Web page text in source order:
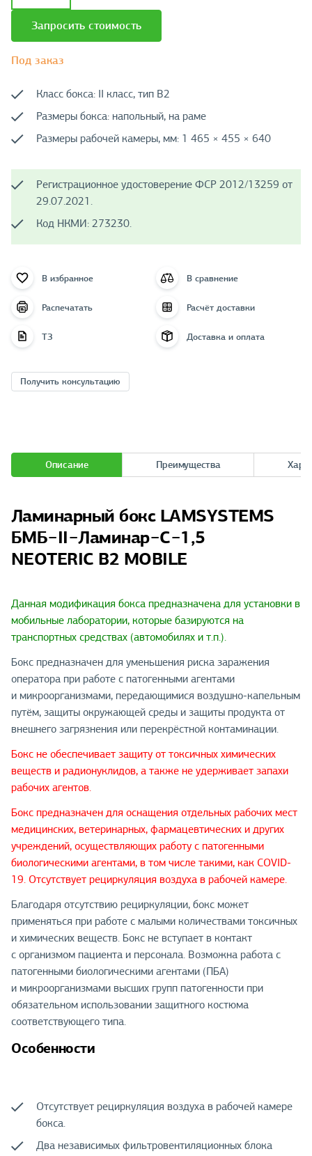
Запросить стоимость
Под заказ
Класс бокса: II класс, тип B2
Размеры бокса: напольный, на раме
Размеры рабочей камеры, мм: 1 465 × 455 × 640
Регистрационное удостоверение ФСР 2012/13259 от
29.07.2021.
Код НКМИ: 273230.
В избранное В сравнение
Распечатать Расчёт доставки
ТЗ Доставка и оплата
Получить консультацию
Описание Преимущества
Ламинарный бокс LAMSYSTEMS
БМБ−II−Ламинар−C−1,5
NEOTERIC B2 MOBILE
Данная модификация бокса предназначена для установки в
мобильные лаборатории, которые базируются на
транспортных средствах (автомобилях и т.п.).
Бокс предназначен для уменьшения риска заражения
оператора при работе с патогенными агентами
и микроорганизмами, передающимися воздушно-капельным
путём, защиты окружающей среды и защиты продукта от
внешнего загрязнения или перекрёстной контаминации.
Бокс не обеспечивает защиту от токсичных химических
веществ и радионуклидов, а также не удерживает запахи
рабочих агентов.
Бокс предназначен для оснащения отдельных рабочих мест
медицинских, ветеринарных, фармацевтических и других
учреждений, осуществляющих работу с патогенными
биологическими агентами, в том числе такими, как COVID-
19. Отсутствует рециркуляция воздуха в рабочей камере.
Благодаря отсутствию рециркуляции, бокс может
применяться при работе с малыми количествами токсичных
и химических веществ. Бокс не вступает в контакт
с организмом пациента и персонала. Возможна работа с
патогенными биологическими агентами (ПБА)
и микроорганизмами высших групп патогенности при
обязательном использовании защитного костюма
соответствующего типа.
Особенности
Отсутствует рециркуляция воздуха в рабочей камере
бокса.
Два независимых фильтровентиляционных блока